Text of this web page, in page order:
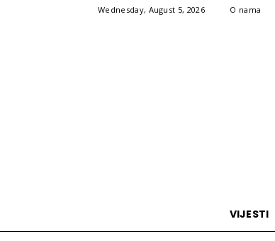
Wednesday, August 5, 2026 O nama
VIJESTI